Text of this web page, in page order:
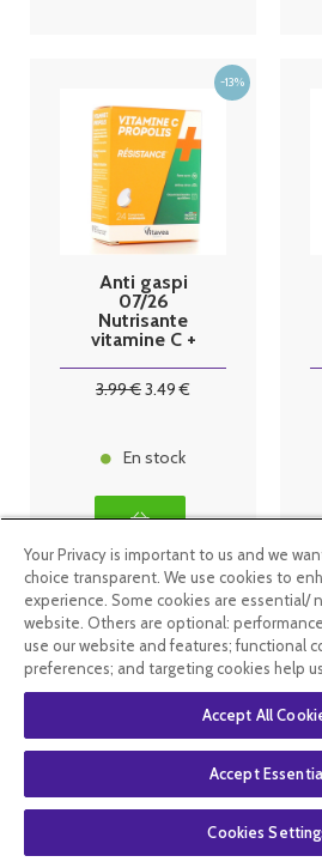
Anti gaspi
07/26
Nutrisante
vitamine C +
24 cps à
croquer
3.99€3.49 €
En stock
Your Privacy is important to us and we
choice transparent. We use cookies to
experience. Some cookies are essential/
website. Others are optional:
use our website and features; functional
preferences; and targeting cookies help
Accept All
Accept
Cookies